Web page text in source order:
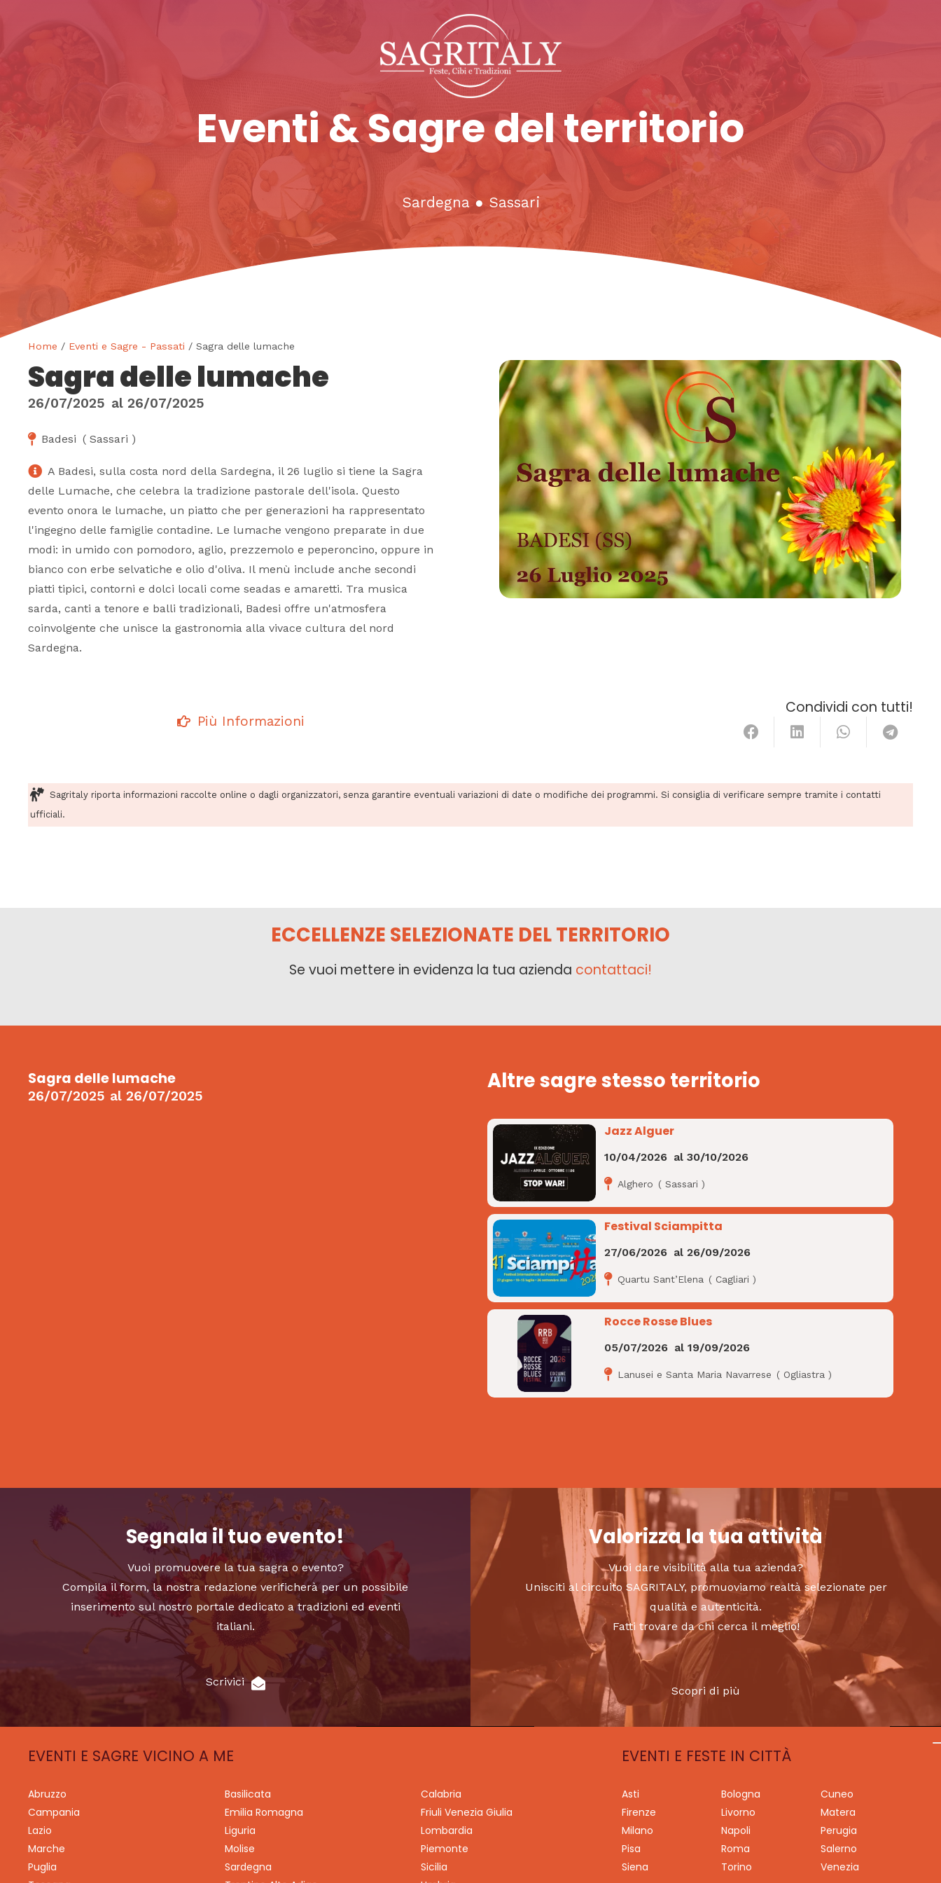
Eventi & Sagre del territorio
Sardegna ● Sassari
Home / Eventi e Sagre - Passati / Sagra delle lumache
Sagra delle lumache
26/07/2025 al 26/07/2025
Badesi ( Sassari )
A Badesi, sulla costa nord della Sardegna, il 26 luglio si tiene la Sagra
delle Lumache, che celebra la tradizione pastorale dell'isola. Questo
evento onora le lumache, un piatto che per generazioni ha rappresentato
l'ingegno delle famiglie contadine. Le lumache vengono preparate in due
modi: in umido con pomodoro, aglio, prezzemolo e peperoncino, oppure in
bianco con erbe selvatiche e olio d'oliva. Il menù include anche secondi
piatti tipici, contorni e dolci locali come seadas e amaretti. Tra musica
sarda, canti a tenore e balli tradizionali, Badesi offre un'atmosfera
coinvolgente che unisce la gastronomia alla vivace cultura del nord
Sardegna.
Più Informazioni
Condividi con tutti!
Sagritaly riporta informazioni raccolte online o dagli organizzatori, senza garantire eventuali variazioni di date o modifiche dei programmi. Si consiglia di verificare sempre tramite i contatti
ufficiali.
ECCELLENZE SELEZIONATE DEL TERRITORIO
Se vuoi mettere in evidenza la tua azienda contattaci!
Sagra delle lumache
26/07/2025 al 26/07/2025
Altre sagre stesso territorio
Jazz Alguer
10/04/2026 al30/10/2026
Alghero (Sassari )
Festival Sciampitta
27/06/2026 al26/09/2026
Quartu Sant’Elena ( Cagliari )
Rocce Rosse Blues
05/07/2026 al19/09/2026
Lanusei e Santa Maria Navarrese ( Ogliastra )
Segnala il tuo evento!
Vuoi promuovere la tua sagra o evento?
Compila il form, la nostra redazione verificherà per un possibile
inserimento sul nostro portale dedicato a tradizioni ed eventi
italiani.
Scrivici
Valorizza la tua attività
Vuoi dare visibilità alla tua azienda?
Unisciti al circuito SAGRITALY, promuoviamo realtà selezionate per
qualità e autenticità.
Fatti trovare da chi cerca il meglio!
Scopri di più
EVENTI E SAGRE VICINO A ME
Abruzzo Basilicata
Calabria
Campania
Emilia Romagna
Friuli Venezia Giulia
Lazio
Liguria
Lombardia
Marche
Molise
Piemonte
Puglia
Sardegna
Sicilia
EVENTI E FESTE IN CITTÀ
Asti Bologna
Cuneo
Firenze
Livorno
Matera
Milano
Napoli
Perugia
Pisa
Roma
Salerno
Siena
Torino Venezia